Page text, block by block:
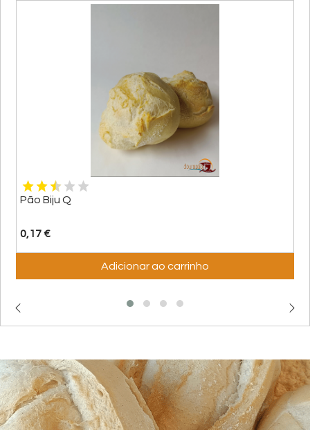
Pão Biju Q
0,17 €
Adicionar ao carrinho